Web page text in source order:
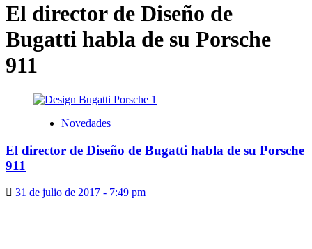
El director de Diseño de
Bugatti habla de su Porsche
911
Novedades
El director de Diseño de Bugatti habla de su Porsche
911
31 de julio de 2017 - 7:49 pm